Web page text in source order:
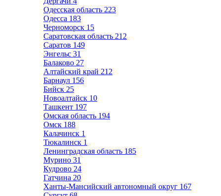
Одесская область 223
Одесса 183
Черноморск 15
Саратовская область 212
Саратов 149
Энгельс 31
Балаково 27
Алтайский край 212
Барнаул 156
Бийск 25
Новоалтайск 10
Ташкент 197
Омская область 194
Омск 188
Калачинск 1
Тюкалинск 1
Ленинградская область 185
Мурино 31
Кудрово 24
Гатчина 20
Ханты-Мансийский автономный округ 167